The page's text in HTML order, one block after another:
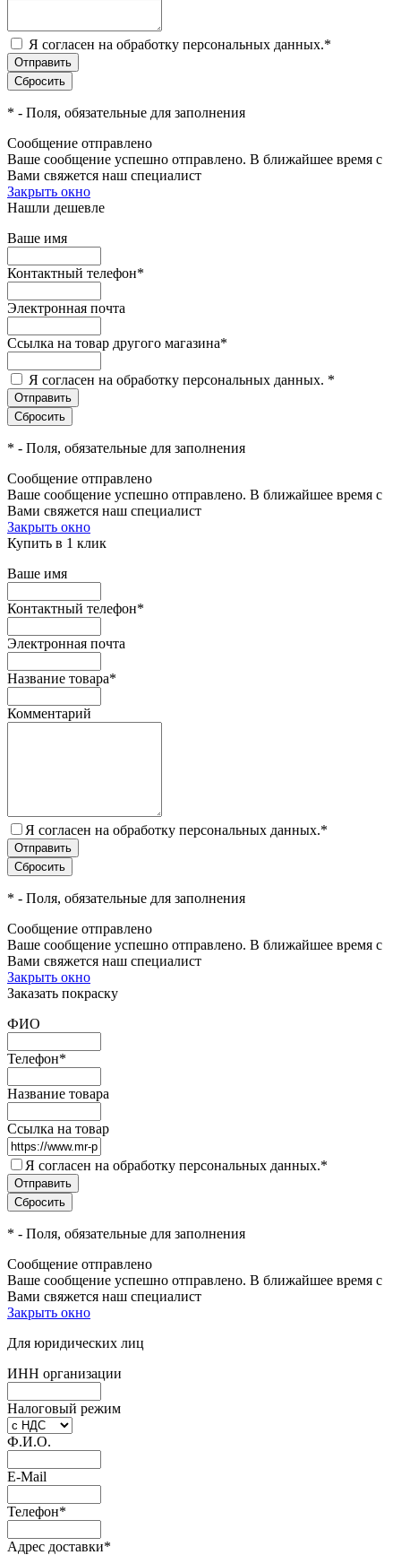
Я согласен на обработку персональных данных.*
* - Поля, обязательные для заполнения
Сообщение отправлено
Ваше сообщение успешно отправлено. В ближайшее время с
Вами свяжется наш специалист
Закрыть окно
Нашли дешевле
Ваше имя
Контактный телефон*
Электронная почта
Ссылка на товар другого магазина*
Я согласен на обработку персональных данных. *
* - Поля, обязательные для заполнения
Сообщение отправлено
Ваше сообщение успешно отправлено. В ближайшее время с
Вами свяжется наш специалист
Закрыть окно
Купить в 1 клик
Ваше имя
Контактный телефон*
Электронная почта
Название товара*
Комментарий
Я согласен на обработку персональных данных.*
* - Поля, обязательные для заполнения
Сообщение отправлено
Ваше сообщение успешно отправлено. В ближайшее время с
Вами свяжется наш специалист
Закрыть окно
Заказать покраску
ФИО
Телефон*
Название товара
Ссылка на товар
Я согласен на обработку персональных данных.*
* - Поля, обязательные для заполнения
Сообщение отправлено
Ваше сообщение успешно отправлено. В ближайшее время с
Вами свяжется наш специалист
Закрыть окно
Для юридических лиц
ИНН организации
Налоговый режим
Ф.И.О.
E-Mail
Телефон*
Адрес доставки*